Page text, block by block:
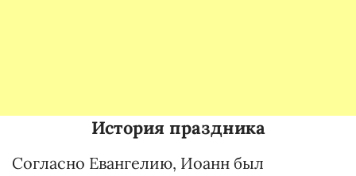
История праздника
Согласно Евангелию, Иоанн был